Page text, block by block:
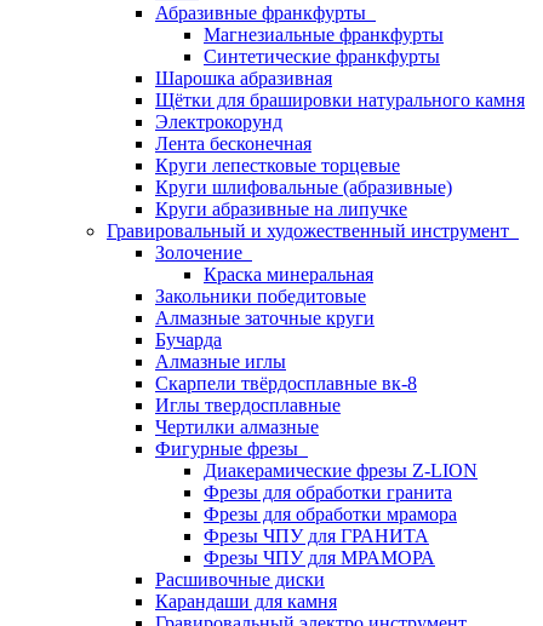
Абразивные франкфурты
Магнезиальные франкфурты
Синтетические франкфурты
Шарошка абразивная
Щётки для брашировки натурального камня
Электрокорунд
Лента бесконечная
Круги лепестковые торцевые
Круги шлифовальные (абразивные)
Круги абразивные на липучке
Гравировальный и художественный инструмент
Золочение
Краска минеральная
Закольники победитовые
Алмазные заточные круги
Бучарда
Алмазные иглы
Скарпели твёрдосплавные вк-8
Иглы твердосплавные
Чертилки алмазные
Фигурные фрезы
Диакерамические фрезы Z-LION
Фрезы для обработки гранита
Фрезы для обработки мрамора
Фрезы ЧПУ для ГРАНИТА
Фрезы ЧПУ для МРАМОРА
Расшивочные диски
Карандаши для камня